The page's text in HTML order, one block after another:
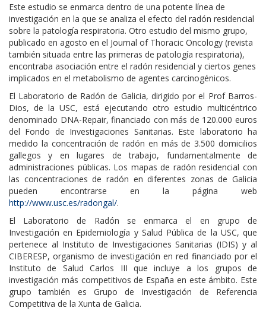
Este estudio se enmarca dentro de una potente línea de
investigación en la que se analiza el efecto del radón residencial
sobre la patología respiratoria. Otro estudio del mismo grupo,
publicado en agosto en el Journal of Thoracic Oncology (revista
también situada entre las primeras de patología respiratoria),
encontraba asociación entre el radón residencial y ciertos genes
implicados en el metabolismo de agentes carcinogénicos.
El Laboratorio de Radón de Galicia, dirigido por el Prof Barros-
Dios, de la USC, está ejecutando otro estudio multicéntrico
denominado DNA-Repair, financiado con más de 120.000 euros
del Fondo de Investigaciones Sanitarias. Este laboratorio ha
medido la concentración de radón en más de 3.500 domicilios
gallegos y en lugares de trabajo, fundamentalmente de
administraciones públicas. Los mapas de radón residencial con
las concentraciones de radón en diferentes zonas de Galicia
pueden encontrarse en la página web
http://www.usc.es/radongal/.
El Laboratorio de Radón se enmarca el en grupo de
Investigación en Epidemiología y Salud Pública de la USC, que
pertenece al Instituto de Investigaciones Sanitarias (IDIS) y al
CIBERESP, organismo de investigación en red financiado por el
Instituto de Salud Carlos III que incluye a los grupos de
investigación más competitivos de España en este ámbito. Este
grupo también es Grupo de Investigación de Referencia
Competitiva de la Xunta de Galicia.